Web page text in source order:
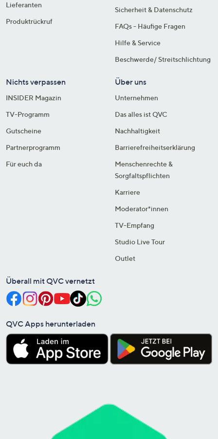
Lieferanten
Produktrückruf
Sicherheit & Datenschutz
FAQs - Häufige Fragen
Hilfe & Service
Beschwerde/ Streitschlichtung
Nichts verpassen
INSIDER Magazin
TV-Programm
Gutscheine
Partnerprogramm
Für euch da
Über uns
Unternehmen
Das alles ist QVC
Nachhaltigkeit
Barrierefreiheitserklärung
Menschenrechte &
Sorgfaltspflichten
Karriere
Moderator*innen
TV-Empfang
Studio Live Tour
Outlet
Überall mit QVC vernetzt
QVC Apps herunterladen